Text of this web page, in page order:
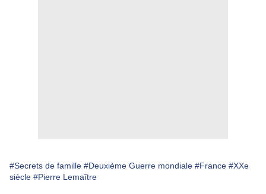
#Secrets de famille #Deuxième Guerre mondiale #France #XXe
siècle #Pierre Lemaître